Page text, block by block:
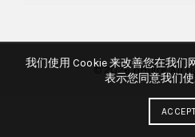
© 2026hmlite. All
我们使用 Cookie 来改善您在我们
表示您同意我们使